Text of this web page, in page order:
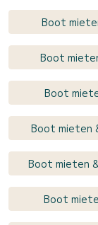
Boot
Boot
Boot
Boot mieten
Boot mieten
Boot